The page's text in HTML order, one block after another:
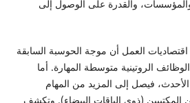
والمؤسسات، والقدرة على الوصول إلى
العمل أن موجة الحوسبة السابقة
الروتينية متوسطة المهارة. أما
الأحدث، فيصل إلى المزيد من المهام
المكتبيين (ذوي الياقات البيضاء). وتكشف